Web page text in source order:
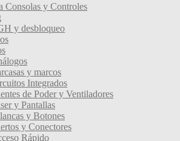
Consolas y Controles
y desbloqueo
y marcos
Integrados
de Poder y Ventiladores
y Pantallas
y Botones
y Conectores
Rápido